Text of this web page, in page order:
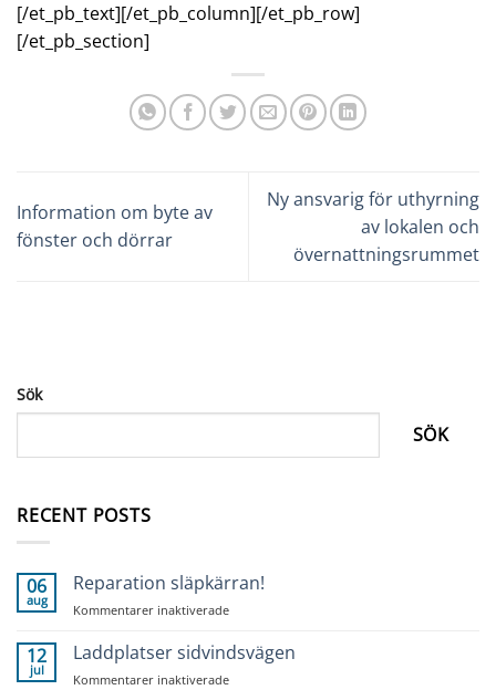
[/et_pb_text][/et_pb_column][/et_pb_row]
[/et_pb_section]
Information om byte av
fönster och dörrar
Ny ansvarig för uthyrning
av lokalen och
övernattningsrummet
Sök
SÖK
RECENT POSTS
06
aug
Reparation släpkärran!
Kommentarer inaktiveradeför
släpkärran!
12
jul
Laddplatser sidvindsvägen
Kommentarer inaktiveradeför